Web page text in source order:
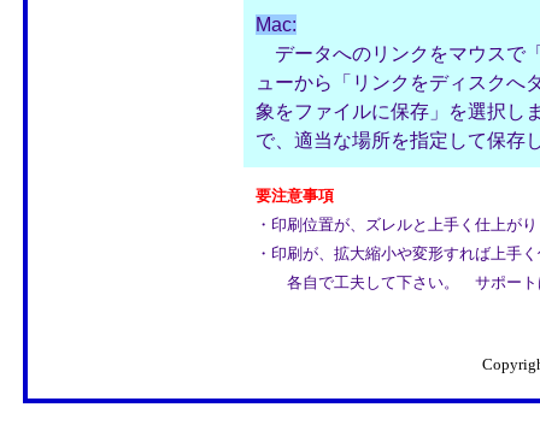
Mac:
データへのリンクをマウスで
ューから「リンクをディスクへ
象をファイルに保存」を選択し
で、適当な場所を指定して保存
要注意事項
・印刷位置が、ズレルと上手く仕上が
・印刷が、拡大縮小や変形すれば上手
各自で工夫して下さい。 サポート